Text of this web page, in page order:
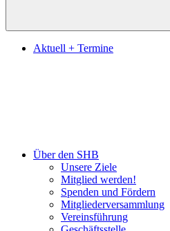
Aktuell + Termine
Über den SHB
Unsere Ziele
Mitglied werden!
Spenden und Fördern
Mitgliederversammlung
Vereinsführung